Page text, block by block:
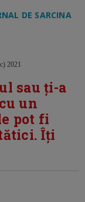
DE SARCINA
2021
sau ți-a
un
pot fi
Îți